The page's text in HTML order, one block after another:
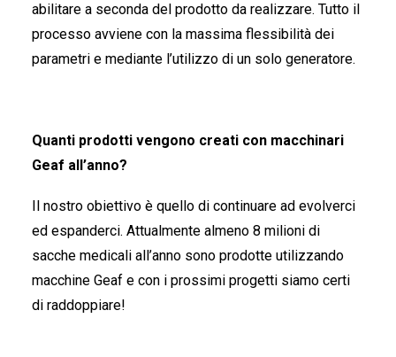
abilitare a seconda del prodotto da realizzare. Tutto il
processo avviene con la massima flessibilità dei
parametri e mediante l’utilizzo di un solo generatore.
Quanti prodotti vengono creati con macchinari
Geaf all’anno?
Il nostro obiettivo è quello di continuare ad evolverci
ed espanderci. Attualmente almeno 8 milioni di
sacche medicali all’anno sono prodotte utilizzando
macchine Geaf e con i prossimi progetti siamo certi
di raddoppiare!